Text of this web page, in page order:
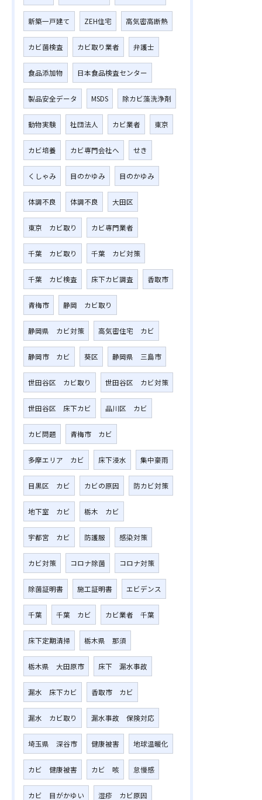
新築一戸建て ZEH住宅 高気密高断熱
カビ菌検査 カビ取り業者 弁護士
食品添加物 日本食品検査センター
製品安全データ MSDS 除カビ藻洗浄剤
動物実験 社団法人 カビ業者 東京
カビ培養 カビ専門会社へ せき
くしゃみ 目のかゆみ 目のかゆみ
体調不良 体調不良 大田区
東京 カビ取り カビ専門業者
千葉 カビ取り 千葉 カビ対策
千葉 カビ検査 床下カビ調査 香取市
青梅市 静岡 カビ取り
静岡県 カビ対策 高気密住宅 カビ
静岡市 カビ 葵区 静岡県 三島市
世田谷区 カビ取り 世田谷区 カビ対策
世田谷区 床下カビ 品川区 カビ
カビ問題 青梅市 カビ
多摩エリア カビ 床下浸水 集中豪雨
目黒区 カビ カビの原因 防カビ対策
地下室 カビ 栃木 カビ
宇都宮 カビ 防護服 感染対策
カビ対策 コロナ除菌 コロナ対策
除菌証明書 施工証明書 エビデンス
千葉 千葉 カビ カビ業者 千葉
床下定期清掃 栃木県 那須
栃木県 大田原市 床下 漏水事故
漏水 床下カビ 香取市 カビ
漏水 カビ取り 漏水事故 保険対応
埼玉県 深谷市 健康被害 地球温暖化
カビ 健康被害 カビ 咳 怠慢感
カビ 目がかゆい 湿疹 カビ原因